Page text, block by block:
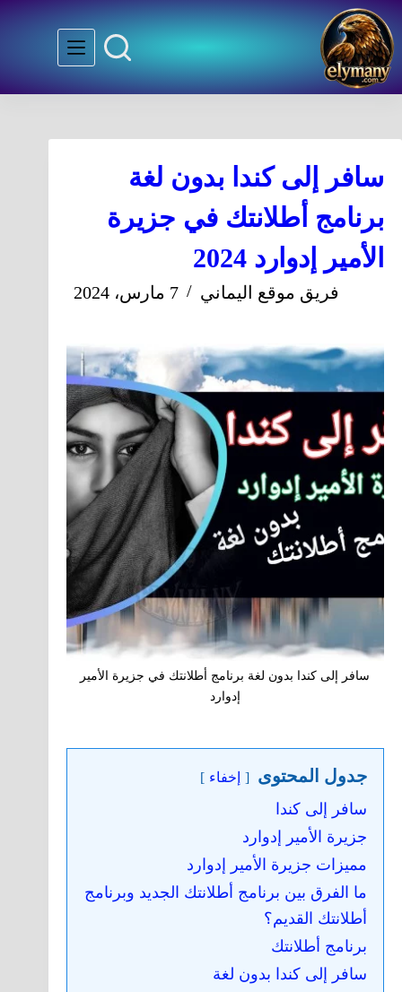
سافر إلى كندا بدون لغة
برنامج أطلانتك في جزيرة
الأمير إدوارد 2024
فريق موقع اليماني 7 مارس، 2024
سافر إلى كندا بدون لغة برنامج أطلانتك في جزيرة الأمير
إدوارد
جدول المحتوى إخفاء
سافر إلى كندا
جزيرة الأمير إدوارد
مميزات جزيرة الأمير إدوارد
ما الفرق بين برنامج أطلانتك الجديد وبرنامج
أطلانتك القديم؟
برنامج أطلانتك
سافر إلى كندا بدون لغة